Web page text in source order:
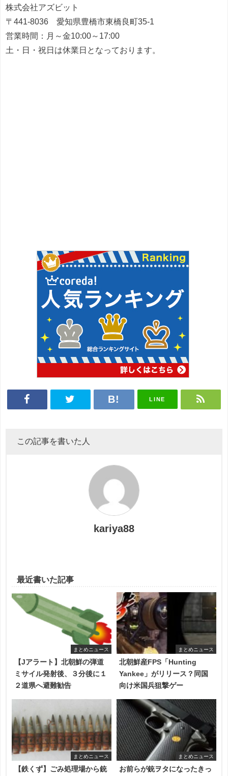
株式会社アズビット
〒441-8036 愛知県豊橋市東橋良町35-1
営業時間：月～金10:00～17:00
土・日・祝日は休業日となっております。
LINE
この記事を書いた人
kariya88
最近書いた記事
まとめニュース
【Jアラート】北朝鮮の弾道
ミサイル発射後、３分後に１
２道県へ避難勧告
まとめニュース
北朝鮮産FPS「Hunting
Yankee」がリリース？同国
向け米国兵狙撃ゲー
まとめニュース
【鉄くず】ごみ処理場から銃
まとめニュース
お前らが銃ヲタになったきっ